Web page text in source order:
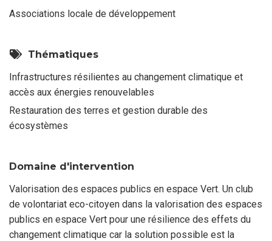
Associations locale de développement
Thématiques
Infrastructures résilientes au changement climatique et
accès aux énergies renouvelables
Restauration des terres et gestion durable des
écosystèmes
Domaine d'intervention
Valorisation des espaces publics en espace Vert. Un club
de volontariat eco-citoyen dans la valorisation des espaces
publics en espace Vert pour une résilience des effets du
changement climatique car la solution possible est la